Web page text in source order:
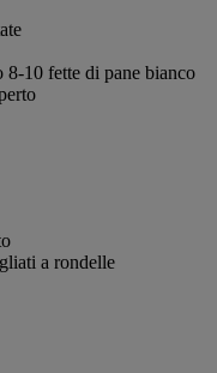
8-10 fette di pane bianco
a rondelle